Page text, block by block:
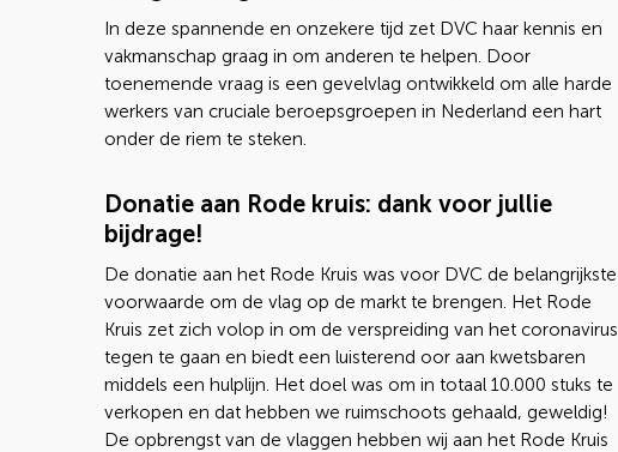
In deze spannende en onzekere tijd zet DVC haar kennis en
vakmanschap graag in om anderen te helpen. Door
toenemende vraag is een gevelvlag ontwikkeld om alle harde
werkers van cruciale beroepsgroepen in Nederland een hart
onder de riem te steken.
Donatie aan Rode kruis: dank voor jullie
bijdrage!
De donatie aan het Rode Kruis was voor DVC de belangrijkste
voorwaarde om de vlag op de markt te brengen. Het Rode
Kruis zet zich volop in om de verspreiding van het coronavirus
tegen te gaan en biedt een luisterend oor aan kwetsbaren
middels een hulplijn. Het doel was om in totaal 10.000 stuks te
verkopen en dat hebben we ruimschoots gehaald, geweldig!
De opbrengst van de vlaggen hebben wij aan het Rode Kruis